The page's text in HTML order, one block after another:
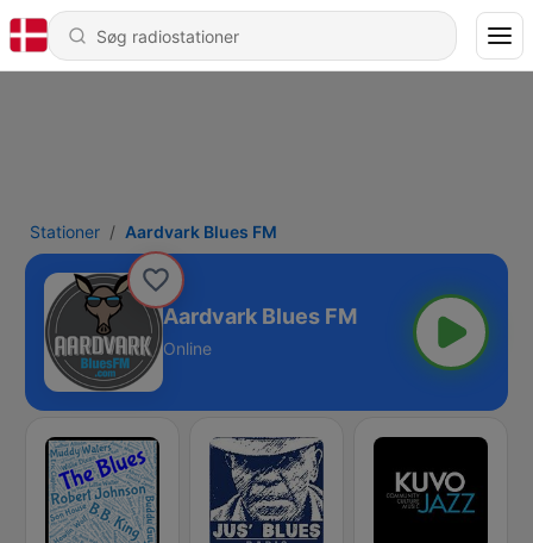
Stationer Aardvark Blues FM
Aardvark Blues FM
Online